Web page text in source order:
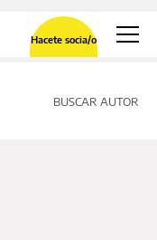
Hacete socia/o
BUSCAR AUTOR